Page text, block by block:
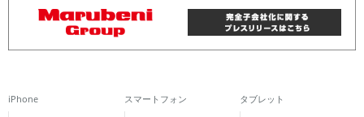
iPhone スマートフォン タブレット